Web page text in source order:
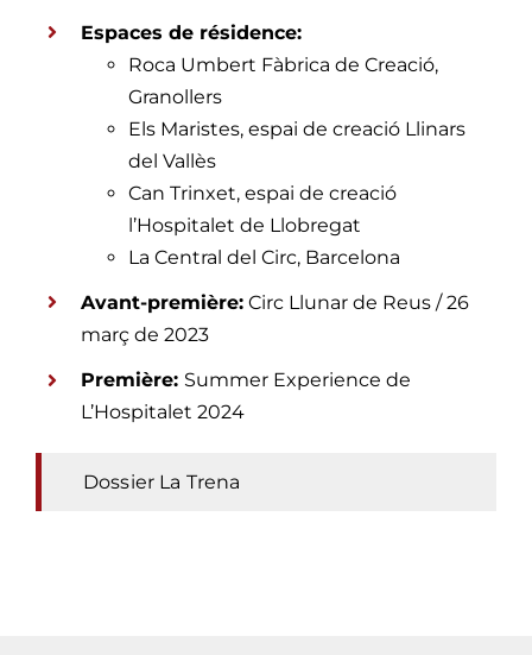
Espaces de résidence:
Roca Umbert Fàbrica de Creació,
Granollers
Els Maristes, espai de creació Llinars
del Vallès
Can Trinxet, espai de creació
l’Hospitalet de Llobregat
La Central del Circ, Barcelona
Avant-première: Circ Llunar de Reus / 26
març de 2023
Première: Summer Experience de
L’Hospitalet 2024
Dossier La Trena